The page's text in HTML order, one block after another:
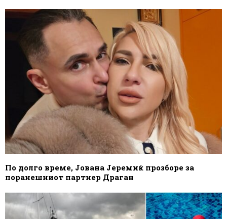
По долго време, Јована Јеремиќ прозборе за
поранешниот партнер Драган